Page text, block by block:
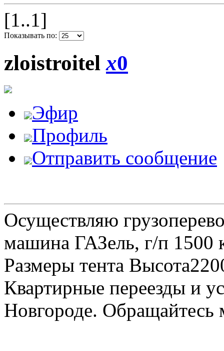
[1..1]
Показывать по:
zloistroitelx0
Эфир
Профиль
Отправить сообщение
Осуществляю
машина ГАЗель, г/п 1500
Размеры тента
Квартирные переезды и
Новгороде.